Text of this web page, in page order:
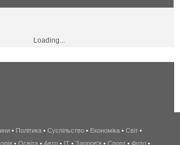
Loading...
беспроводной
интернет
• Політика • Суспільство • Економіка • Світ •
• Освіта • Авто • IT • Здоров'я • Спорт • Фото •